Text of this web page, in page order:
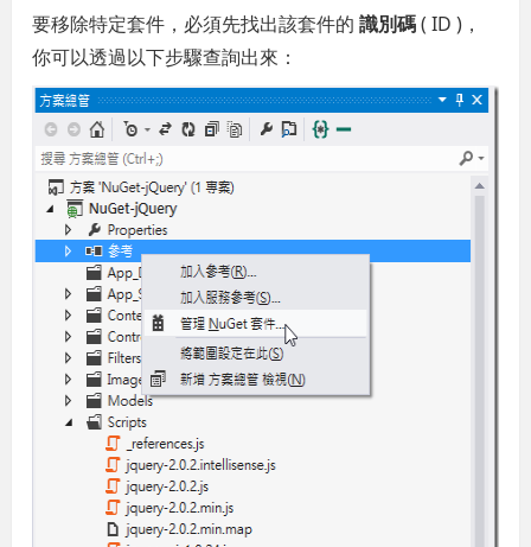
要移除特定套件，必須先找出該套件的識別碼( ID )，
你可以透過以下步驟查詢出來：